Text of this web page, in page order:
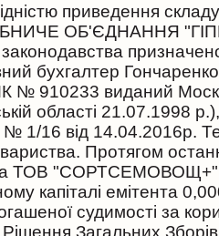
приведення
ОБ'ЄДНАННЯ
бухгалтер
№ 910233 виданий
області 21.07.1998
№ 1/16 вiд 14.04.2016р.
Протягом
ТОВ "СОРТСЕМОВОЩ+"
капiталi емiтента
судимостi за
Загальних